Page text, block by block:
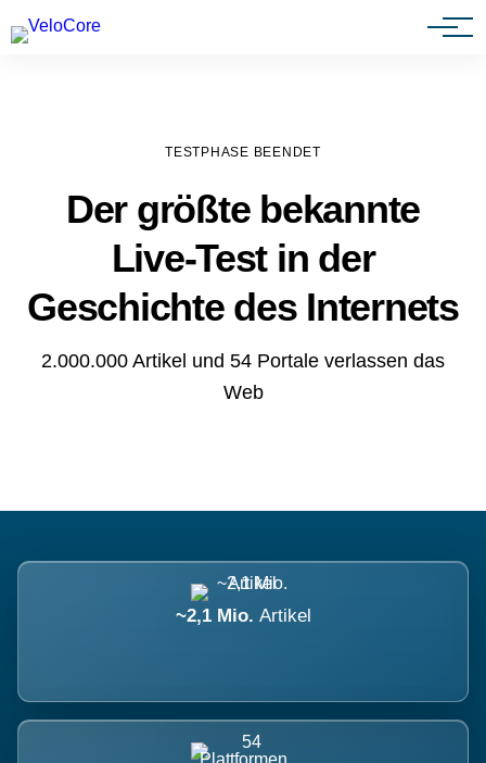
Agenturen & Webdesigner
TESTPHASE BEENDET
Der größte bekannte
Live-Test in der
Geschichte des Internets
2.000.000 Artikel und 54 Portale verlassen das
Web
~2,1 Mio. Artikel